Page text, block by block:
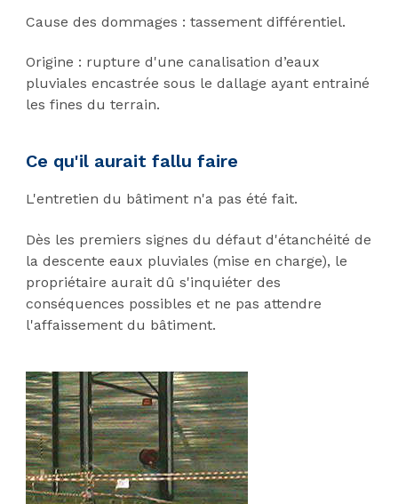
Cause des dommages : tassement différentiel.
Origine : rupture d'une canalisation d’eaux
pluviales encastrée sous le dallage ayant entrainé
les fines du terrain.
Ce qu'il aurait fallu faire
L'entretien du bâtiment n'a pas été fait.
Dès les premiers signes du défaut d'étanchéité de
la descente eaux pluviales (mise en charge), le
propriétaire aurait dû s'inquiéter des
conséquences possibles et ne pas attendre
l'affaissement du bâtiment.